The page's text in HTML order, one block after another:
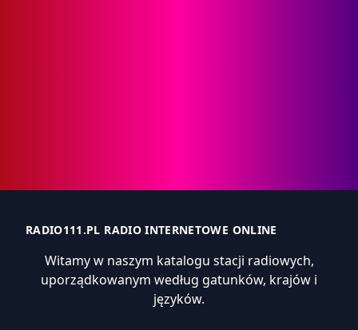
RADIO111.PL RADIO INTERNETOWE ONLINE
Witamy w naszym katalogu stacji radiowych,
uporządkowanym według gatunków, krajów i
języków.